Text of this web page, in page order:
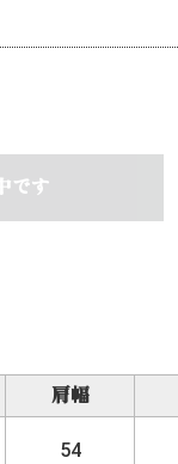
です
肩幅
54